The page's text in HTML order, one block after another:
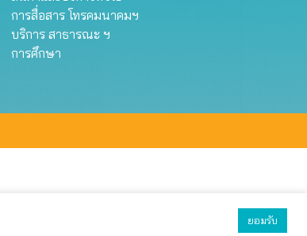
การสื่อสาร โทรคมนาคมฯ
บริการ สาธารณะ ฯ
การศึกษา
ยอมรับ